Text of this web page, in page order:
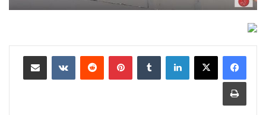
لينكدإن بينتيريست مشاركة عبر البريد
طباعة